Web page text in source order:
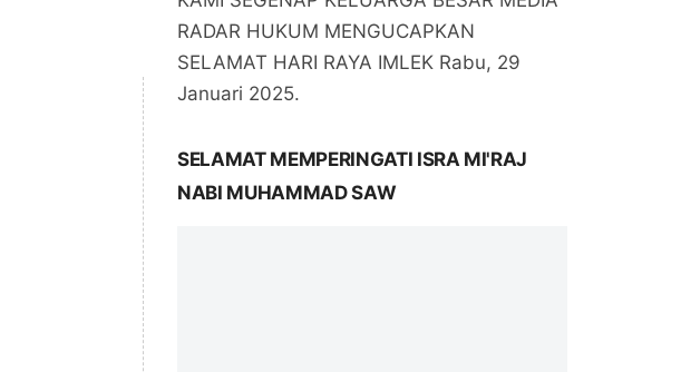
RADAR HUKUM MENGUCAPKAN
SELAMAT HARI RAYA IMLEK Rabu, 29
Januari 2025.
SELAMAT MEMPERINGATI ISRA MI'RAJ
NABI MUHAMMAD SAW